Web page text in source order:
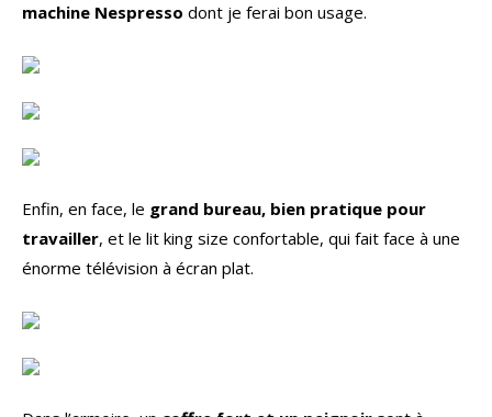
machine Nespresso dont je ferai bon usage.
Enfin, en face, le grand bureau, bien pratique pour
travailler, et le lit king size confortable, qui fait face à une
énorme télévision à écran plat.